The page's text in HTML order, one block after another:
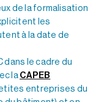
de la formalisation
les
à la date de
dans le cadre du
la CAPEB
entreprises du